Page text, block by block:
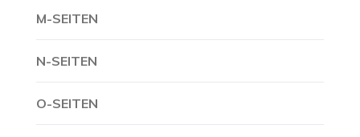
M-SEITEN
N-SEITEN
O-SEITEN